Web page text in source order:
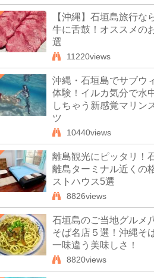
【沖縄】石垣島旅行な
牛に舌鼓！オススメの
選
11220views
沖縄・石垣島でサブウ
体験！イルカ気分で水
しちゃう新感覚マリン
ツ
10440views
離島観光にピッタリ！
離島ターミナル近くの
ストハウス5選
8826views
石垣島のご当地グルメ
そば名店５選！沖縄そ
一味違う美味しさ！
8820views